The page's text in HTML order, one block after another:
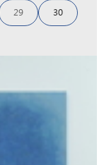
29 30